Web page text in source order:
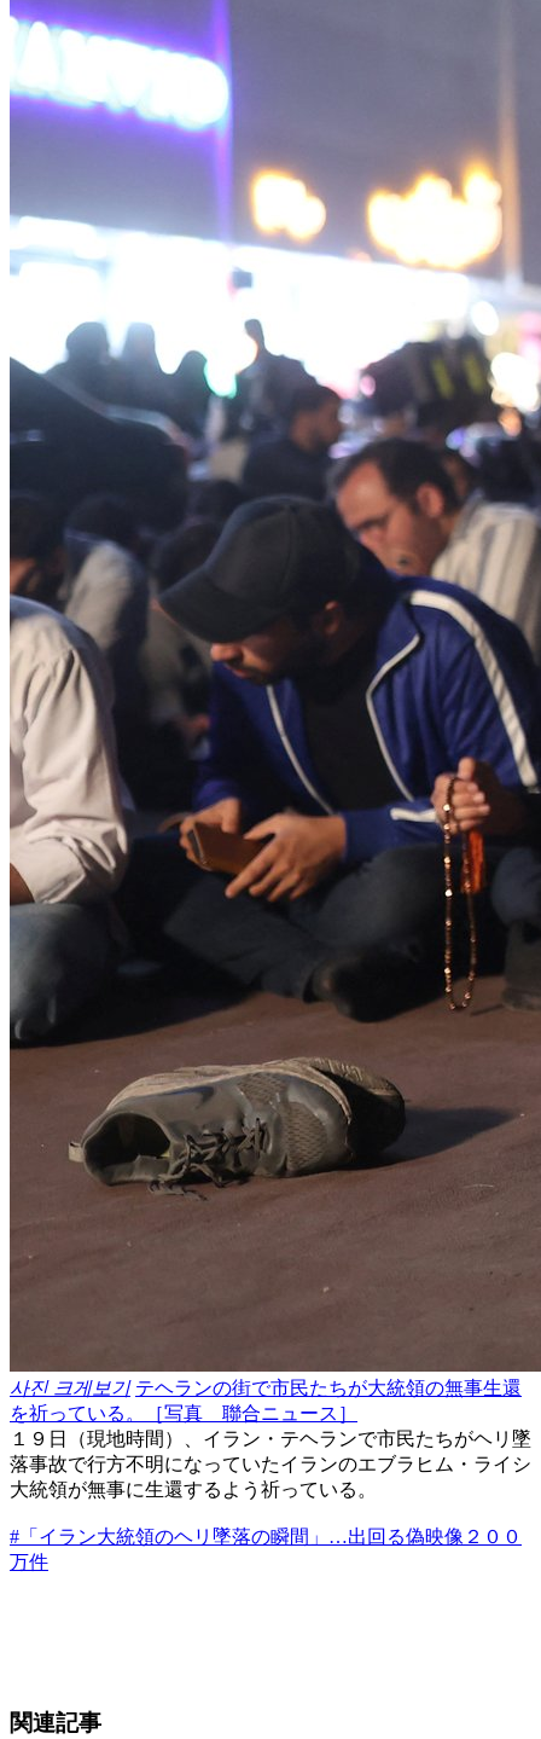
사진 크게보기 テヘランの街で市民たちが大統領の無事生還
を祈っている。［写真 聯合ニュース］
１９日（現地時間）、イラン・テヘランで市民たちがヘリ墜
落事故で行方不明になっていたイランのエブラヒム・ライシ
大統領が無事に生還するよう祈っている。
#「イラン大統領のヘリ墜落の瞬間」…出回る偽映像２００
万件
関連記事